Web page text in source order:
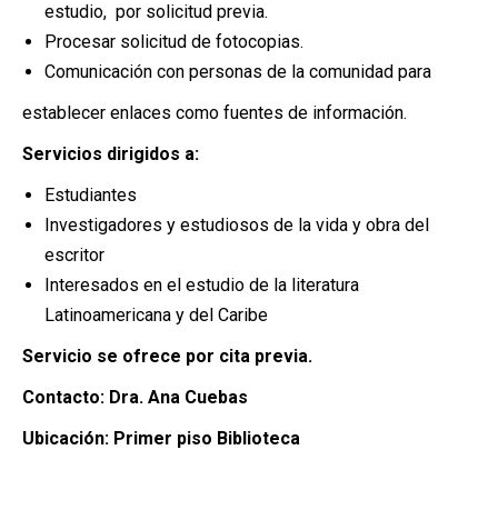
estudio, por solicitud previa.
Procesar solicitud de fotocopias.
Comunicación con personas de la comunidad para
establecer enlaces como fuentes de información.
Servicios dirigidos a:
Estudiantes
Investigadores y estudiosos de la vida y obra del
escritor
Interesados en el estudio de la literatura
Latinoamericana y del Caribe
Servicio se ofrece por cita previa.
Contacto: Dra. Ana Cuebas
Ubicación: Primer piso Biblioteca